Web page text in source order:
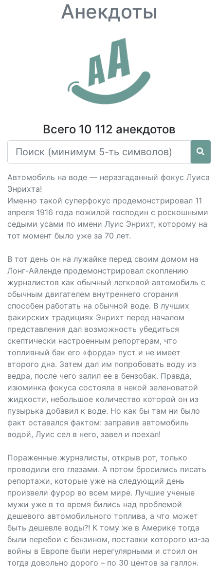
Анекдоты
Всего 10 112 анекдотов
Автомобиль на воде — неразгаданный фокус Луиса
Энрихта!
Именно такой суперфокус продемонстрировал 11
апреля 1916 года пожилой господин с роскошными
седыми усами по имени Луис Энрихт, которому на
тот момент было уже за 70 лет.
В тот день он на лужайке перед своим домом на
Лонг-Айленде продемонстрировал скоплению
журналистов как обычный легковой автомобиль с
обычным двигателем внутреннего сгорания
способен работать на обычной воде. В лучших
факирских традициях Энрихт перед началом
представления дал возможность убедиться
скептически настроенным репортерам, что
топливный бак его «форда» пуст и не имеет
второго дна. Затем дал им попробовать воду из
ведра, после чего залил ее в бензобак. Правда,
изюминка фокуса состояла в некой зеленоватой
жидкости, небольшое количество которой он из
пузырька добавил к воде. Но как бы там ни было
факт оставался фактом: заправив автомобиль
водой, Луис сел в него, завел и поехал!
Пораженные журналисты, открыв рот, только
проводили его глазами. А потом бросились писать
репортажи, которые уже на следующий день
произвели фурор во всем мире. Лучшие ученые
мужи уже в то время бились над проблемой
дешевого автомобильного топлива, а что может
быть дешевле воды?! К тому же в Америке тогда
были перебои с бензином, поставки которого из-за
войны в Европе были нерегулярными и стоил он
тогда довольно дорого – по 30 центов за галлон.